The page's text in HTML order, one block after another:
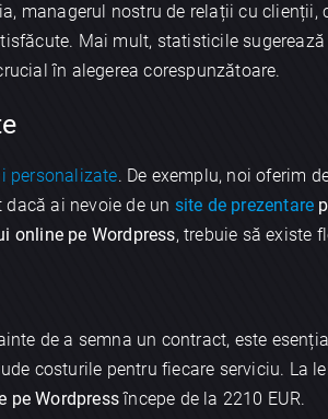
managerul nostru de relații cu clienții,
Mai mult, statisticile
în alegerea corespunzătoare.
personalizate. De exemplu, noi oferim
ai nevoie de un site de prezentare
online pe Wordpress, trebuie să existe
de a semna un contract, este
costurile pentru fiecare serviciu. La
pe Wordpressîncepe de la 2210 EUR.